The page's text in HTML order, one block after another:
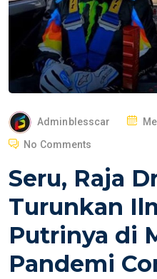
Adminblesscar
P
T
O
No Comments
Seru, Raja
Turunkan
Putrinya di
Pandemi